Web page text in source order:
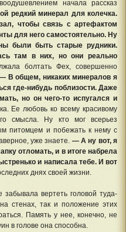
начала рассказ
редкий минерал для колечка.
чтобы связь с артефактом
для него самостоятельно. Ну
были быть старые рудники.
там в них, но они реально
болтать Фех, совершенно
В общем, никаких минералов я
где-нибудь поблизости. Даже
но он чего-то испугался и
Ее любовь ко всему красивому
смысла. Ну кто мог всерьез
питомцем и побежать к нему с
уже знаете. — А ну вот, я
отломать, и в итоге набрела
и написала тебе. И вот
днях своей жизни.
вертеть головой туда-
стенах, так и положение этих
Память у нее, конечно, не
в голове она способна.